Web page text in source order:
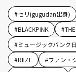
#セリ(gugudan出身)
#BLACKPINK #
#ミュージックバンク
#RIIZE #ファン・